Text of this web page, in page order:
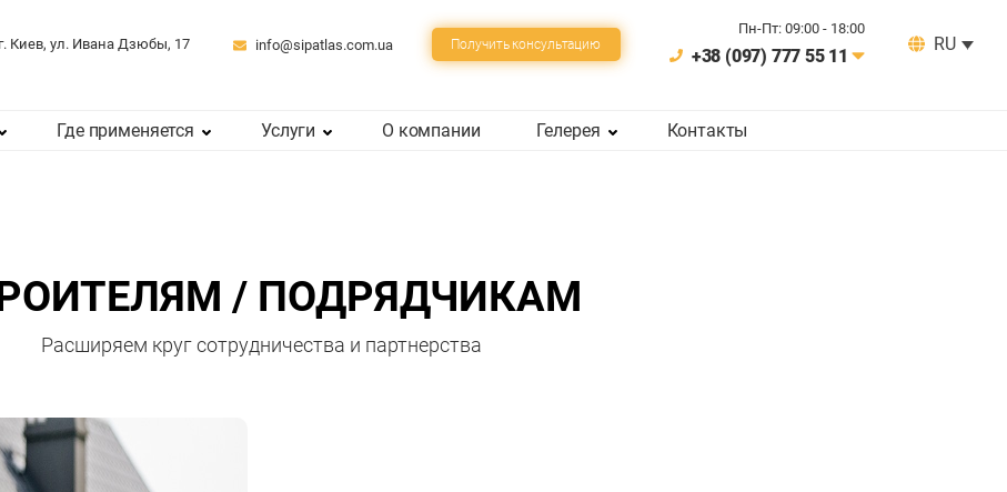
Киев, ул. Ивана Дзюбы, 17 info@sipatlas.com.ua Получить консультацию
Пн-Пт: 09:00 - 18:00
+38 (097) 777 55 11
RU
Где применяется Услуги О компании Гелерея Контакты
/ ПОДРЯДЧИКАМ
Расширяем круг сотрудничества и партнерства